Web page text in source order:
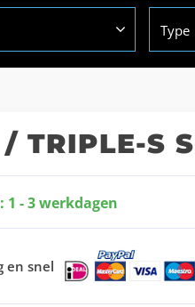
Type
TRIPLE-S
1 - 3 werkdagen
en snel